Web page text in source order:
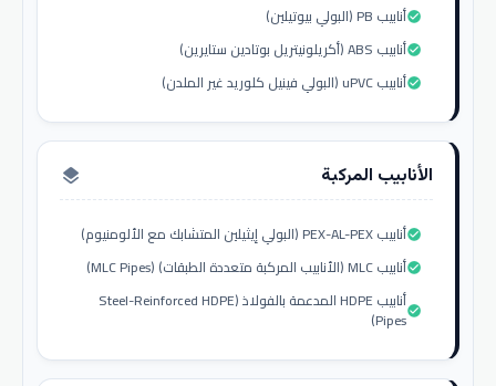
أنابيب PB (البولي بيوتيلين)check_circle
أنابيب ABS (أكريلونيتريل بوتادين ستايرين)check_circle
أنابيب uPVC (البولي فينيل كلوريد غير الملدن)check_circle
الأنابيب المركبة layers
أنابيب PEX-AL-PEX (البولي إيثيلين المتشابك مع الألومنيوم)check_circle
أنابيب MLC (الأنابيب المركبة متعددة الطبقات) (MLC Pipes)check_circle
أنابيب HDPE المدعمة بالفولاذ (Steel-Reinforced HDPE
Pipes)check_circle